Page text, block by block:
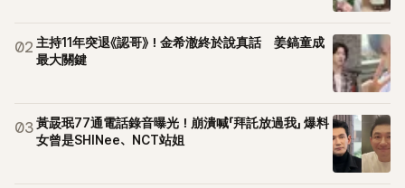
02 主持11年突退《認哥》！金希澈終於說真話 姜鎬童成
最大關鍵
03黃晸珉77通電話錄音曝光！崩潰喊「拜託放過我」 爆料
女曾是SHINee、NCT站姐